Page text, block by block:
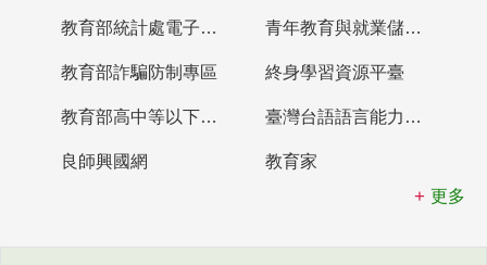
教育部統計處電子書櫃 青年教育與就業儲蓄帳戶
教育部詐騙防制專區 終身學習資源平臺
教育部高中等以下學校及幼兒園教師資格檢定考試 臺灣台語語言能力認證網站
良師興國網
教育家
更多